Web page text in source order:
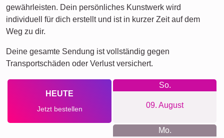
gewährleisten. Dein persönliches Kunstwerk wird
individuell für dich erstellt und ist in kurzer Zeit auf dem
Weg zu dir.
Deine gesamte Sendung ist vollständig gegen
Transportschäden oder Verlust versichert.
HEUTE
Jetzt bestellen
So.
09. August
Mo.